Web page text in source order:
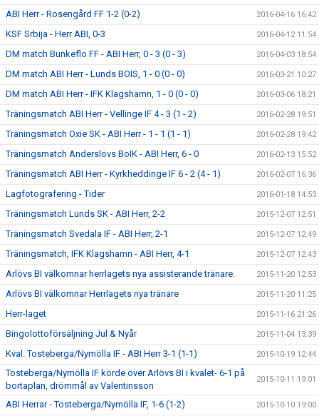
ABI Herr - Rosengård FF 1-2 (0-2) 2016-04-16 16:42
KSF Srbija - Herr ABI, 0-3 2016-04-12 11:54
DM match Bunkeflo FF - ABI Herr, 0 - 3 (0 - 3) 2016-04-03 18:54
DM match ABI Herr - Lunds BOIS, 1 - 0 (0 - 0) 2016-03-21 10:27
DM match ABI Herr - IFK Klagshamn, 1 - 0 (0 - 0) 2016-03-06 18:21
Träningsmatch ABI Herr - Vellinge IF 4 - 3 (1 - 2) 2016-02-28 19:51
Träningsmatch Oxie SK - ABI Herr - 1 - 1 (1 - 1) 2016-02-28 19:42
Träningsmatch Anderslövs BoIK - ABI Herr, 6 - 0 2016-02-13 15:52
Träningsmatch ABI Herr - Kyrkheddinge IF 6 - 2 (4 - 1) 2016-02-07 16:36
Lagfotografering - Tider 2016-01-18 14:53
Träningsmatch Lunds SK - ABI Herr, 2-2 2015-12-07 12:51
Träningsmatch Svedala IF - ABI Herr, 2-1 2015-12-07 12:49
Träningsmatch, IFK Klagshamn - ABI Herr, 4-1 2015-12-07 12:43
Arlövs BI välkomnar herrlagets nya assisterande tränare. 2015-11-20 12:53
Arlövs BI välkomnar Herrlagets nya tränare 2015-11-20 11:25
Herr-laget 2015-11-16 21:26
Bingolottoförsäljning Jul & Nyår 2015-11-04 13:39
Kval. Tosteberga/Nymölla IF - ABI Herr 3-1 (1-1) 2015-10-19 12:44
Tosteberga/Nymölla IF körde över Arlövs BI i kvalet- 6-1 på
bortaplan, drömmål av Valentinsson
2015-10-11 19:01
ABI Herrar - Tosteberga/Nymölla IF, 1-6 (1-2) 2015-10-10 19:00